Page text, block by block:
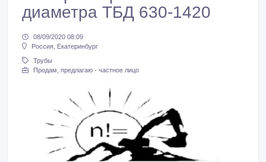
диаметра ТБД 630-1420
08/09/2020 08:09
Россия, Екатеринбург
Трубы
Продам, предлагаю - частное лицо